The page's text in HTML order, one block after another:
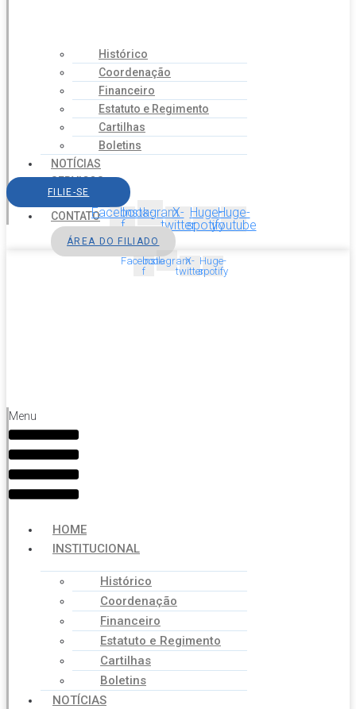
Histórico
Coordenação
Financeiro
Estatuto e Regimento
Cartilhas
Boletins
NOTÍCIAS
SERVIÇOS
AGENDA
CONTATO
FILIE-SE
Facebook-
f
InstagramX-
twitter
Huge-
spotify
Huge-
youtube
ÁREA DO FILIADO
Facebook-
f
InstagramX-
twitter
Huge-
spotify
Menu
HOME
INSTITUCIONAL
Histórico
Coordenação
Financeiro
Estatuto e Regimento
Cartilhas
Boletins
NOTÍCIAS